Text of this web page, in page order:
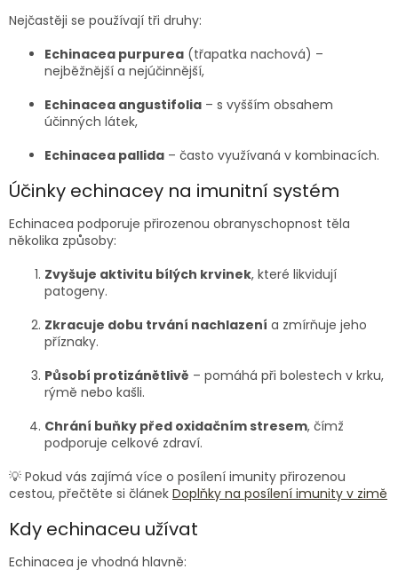
Nejčastěji se používají tři druhy:
Echinacea purpurea (třapatka nachová) –
nejběžnější a nejúčinnější,
Echinacea angustifolia – s vyšším obsahem
účinných látek,
Echinacea pallida – často využívaná v kombinacích.
Účinky echinacey na imunitní systém
Echinacea podporuje přirozenou obranyschopnost těla
několika způsoby:
Zvyšuje aktivitu bílých krvinek, které likvidují
patogeny.
Zkracuje dobu trvání nachlazení a zmírňuje jeho
příznaky.
Působí protizánětlivě – pomáhá při bolestech v krku,
rýmě nebo kašli.
Chrání buňky před oxidačním stresem, čímž
podporuje celkové zdraví.
💡 Pokud vás zajímá více o posílení imunity přirozenou
cestou, přečtěte si článek Doplňky na posílení imunity v zimě
Kdy echinaceu užívat
Echinacea je vhodná hlavně: